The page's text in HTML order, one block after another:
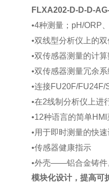
FLXA202-D-D-D-
•4种测量；pH/ORP
•双线型分析仪上的双
•双传感器测量的计
•双传感器测量冗余系
•连接FU20F/FU24F/
•在2线制分析仪上进
•12种语言的简单
•用于即时测量的快
•传感器健康指示
•外壳——铝合金铸件
模块化设计，提高可